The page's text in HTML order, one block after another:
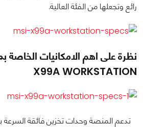
رائع وتجعلها من الفئة العالية.
X99A WORKSTATION